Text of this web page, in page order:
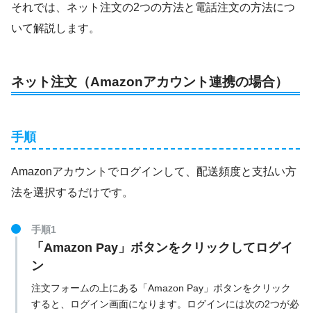
それでは、ネット注文の2つの方法と電話注文の方法につ
いて解説します。
ネット注文（Amazonアカウント連携の場合）
手順
Amazonアカウントでログインして、配送頻度と支払い方
法を選択するだけです。
手順1
「Amazon Pay」ボタンをクリックしてログイ
ン
注文フォームの上にある「Amazon Pay」ボタンをクリック
すると、ログイン画面になります。ログインには次の2つが必